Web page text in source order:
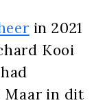
in 2021
Kooi
Maar in dit